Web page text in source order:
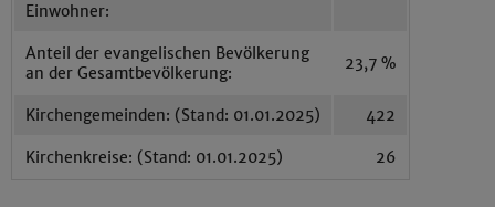
Einwohner:
Anteil der evangelischen Bevölkerung
an der Gesamtbevölkerung:
23,7 %
Kirchengemeinden: (Stand: 01.01.2025) 422
Kirchenkreise: (Stand: 01.01.2025) 26